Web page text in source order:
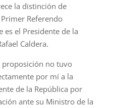
la distinción de
Referendo
es el Presidente de la
Caldera.
proposición no tuvo
por mí a la
de la República por
ante su Ministro de la